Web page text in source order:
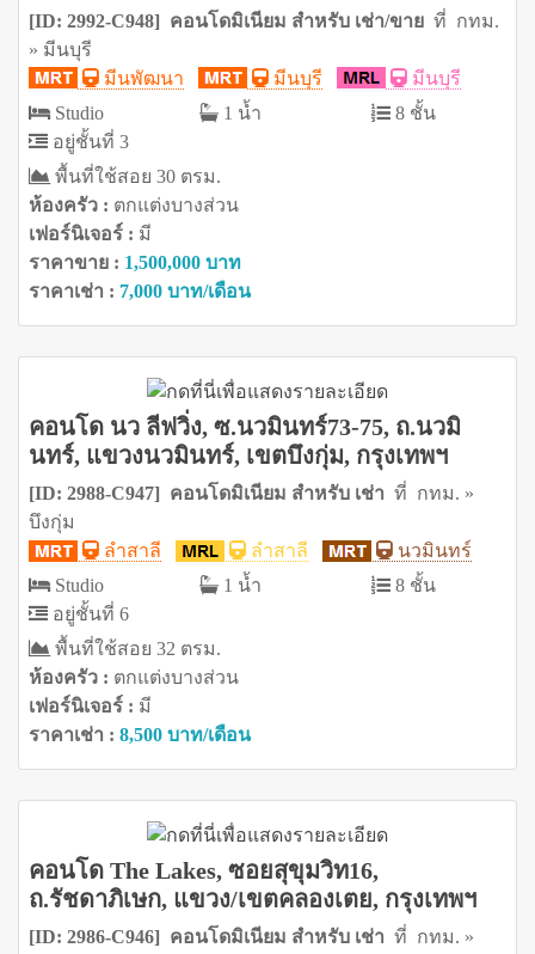
[ID: 2992-C948] คอนโดมิเนียม สำหรับ เช่า/ขาย ที่ กทม.
» มีนบุรี
มีนพัฒนา
มีนบุรี
มีนบุรี
Studio
1 น้ำ
8 ชั้น
อยู่ชั้นที่ 3
พื้นที่ใช้สอย 30 ตรม.
ห้องครัว : ตกแต่งบางส่วน
เฟอร์นิเจอร์ : มี
ราคาขาย : 1,500,000 บาท
ราคาเช่า : 7,000 บาท/เดือน
คอนโด นว ลีฟวิ่ง, ซ.นวมินทร์73-75, ถ.นวมิ
นทร์, แขวงนวมินทร์, เขตบึงกุ่ม, กรุงเทพฯ
[ID: 2988-C947] คอนโดมิเนียม สำหรับ เช่า ที่ กทม. »
บึงกุ่ม
ลำสาลี
ลำสาลี
นวมินทร์
Studio
1 น้ำ
8 ชั้น
อยู่ชั้นที่ 6
พื้นที่ใช้สอย 32 ตรม.
ห้องครัว : ตกแต่งบางส่วน
เฟอร์นิเจอร์ : มี
ราคาเช่า : 8,500 บาท/เดือน
คอนโด The Lakes, ซอยสุขุมวิท16,
ถ.รัชดาภิเษก, แขวง/เขตคลองเตย, กรุงเทพฯ
[ID: 2986-C946] คอนโดมิเนียม สำหรับ เช่า ที่ กทม. »